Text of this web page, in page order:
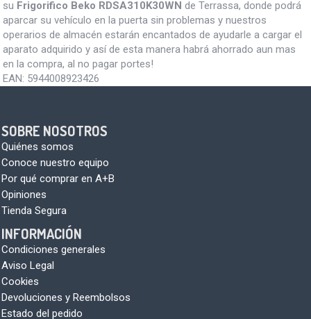
su Frigorifico Beko RDSA310K30WN de Terrassa, donde podrá
aparcar su vehículo en la puerta sin problemas y nuestros
operarios de almacén estarán encantados de ayudarle a cargar el
aparato adquirido y así de esta manera habrá ahorrado aun mas
en la compra, al no pagar portes!
EAN: 5944008923426
SOBRE NOSOTROS
Quiénes somos
Conoce nuestro equipo
Por qué comprar en A+B
Opiniones
Tienda Segura
INFORMACIÓN
Condiciones generales
Aviso Legal
Cookies
Devoluciones y Reembolsos
Estado del pedido